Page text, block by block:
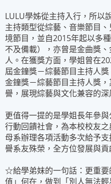
LULU學姊從主持入行，所以
主持類型從綜藝、音樂節目
境節目，並自2015年起以多
不及備載），亦曾是金曲獎
人。在獲獎方面，學姐曾在
屆金鐘獎－綜藝節目主持人
金鐘獎－綜藝節目主持人獎
譽，展現綜藝與文化兼容的深
更值得一提的是學姐長年參
行動回饋社會，為本校校友
母系辦理各項活動多次給予
譽系友殊榮，全方位發展與貢
☆給學弟妹的一句話：更重
值」何在，做到「別人無法